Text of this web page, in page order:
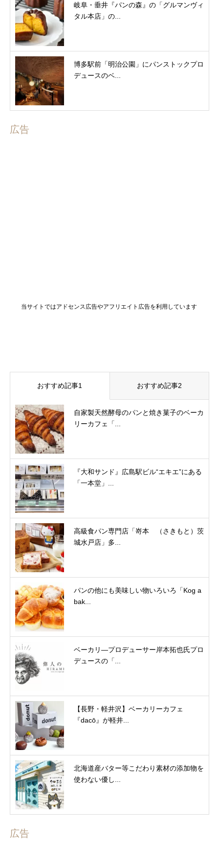
岐阜・垂井『パンの森』の「グルマンヴィ
タル本店」の...
博多駅前「明治公園」にパンストックプロ
デュースのベ...
広告
当サイトではアドセンス広告やアフリエイト広告を利用しています
おすすめ記事1 おすすめ記事2
自家製天然酵母のパンと焼き菓子のベーカ
リーカフェ「...
『大和サンド』広島駅ビル“エキエ”にある
「一本堂」...
高級食パン専門店「嵜本 （さきもと）茨
城水戸店」多...
パンの他にも美味しい物いろいろ「Kog a
bak...
ベーカリ―プロデューサー岸本拓也氏プロ
デュースの「...
【長野・軽井沢】ベーカリーカフェ
『dacō』が軽井...
北海道産バター等こだわり素材の添加物を
使わない優し...
広告